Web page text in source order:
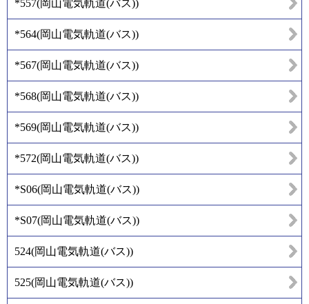
*557(岡山電気軌道(バス))
*564(岡山電気軌道(バス))
*567(岡山電気軌道(バス))
*568(岡山電気軌道(バス))
*569(岡山電気軌道(バス))
*572(岡山電気軌道(バス))
*S06(岡山電気軌道(バス))
*S07(岡山電気軌道(バス))
524(岡山電気軌道(バス))
525(岡山電気軌道(バス))